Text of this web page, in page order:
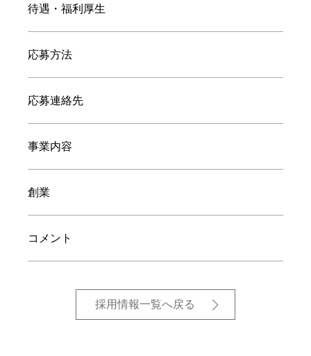
待遇・福利厚生
応募方法
応募連絡先
事業内容
創業
コメント
採用情報一覧へ戻る